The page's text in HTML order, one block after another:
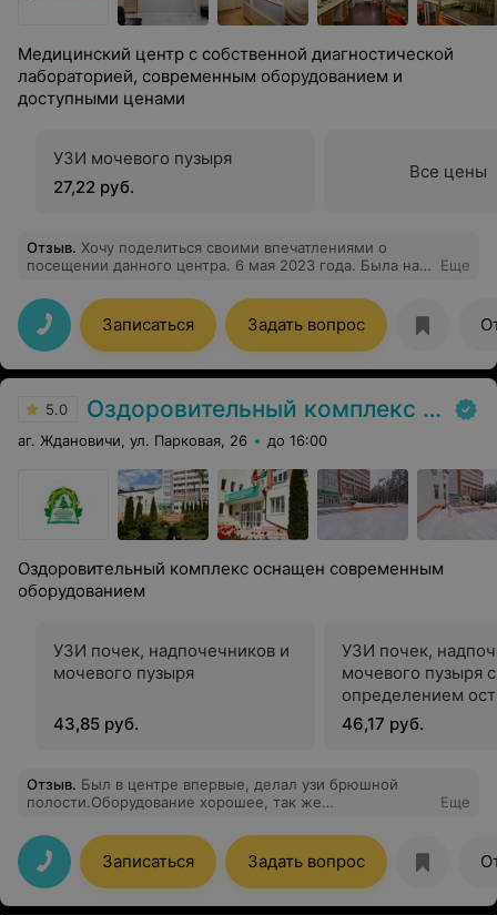
Медицинский центр с собственной диагностической
лабораторией, современным оборудованием и
доступными ценами
УЗИ мочевого пузыря
27,22 руб.
Все цены
Отзыв. Хочу поделиться своими впечатлениями о
посещении данного центра. 6 мая 2023 года. Была на
очень удивлена прекрасным отношением врача к
пациентке . Делала узи мочевого пузыря . Я была вся
на нервах , так как раньше в Ошмянах мне был
поставлен диагноз рак мочевого пузыря. Людмила
Николаевна меня успокоили, всё объяснила.
была счастлива!!
Еще
Записаться Задать вопрос
5.0 Оздоровительный комплекс Центра подготовки кадров Минлесхоза
аг. Ждановичи, ул. Парковая, 26 до 16:00
Оздоровительный комплекс оснащен современным
оборудованием
УЗИ почек, надпочечников и
мочевого пузыря
43,85 руб.
УЗИ почек,
мочевого пузыря с
определением
мочи
46,17 руб.
Отзыв. Был в центре впервые, делал узи брюшной
полости.Оборудование хорошее, так же
Еще
Записаться Задать вопрос